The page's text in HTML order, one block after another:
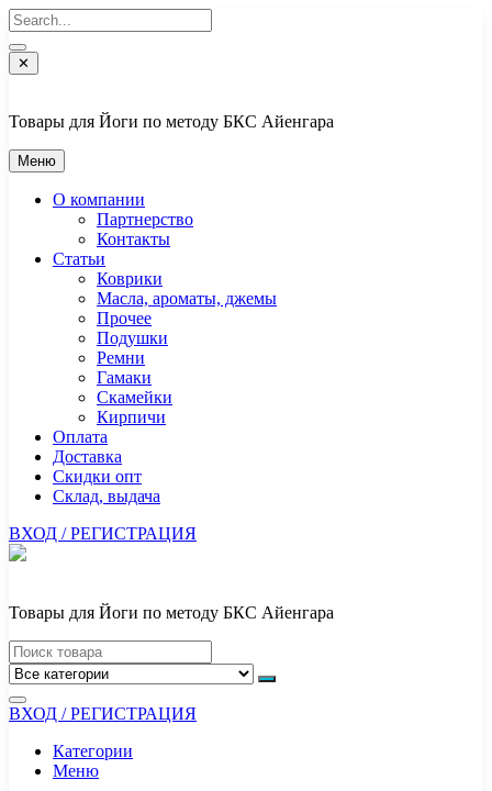
Перейти
к
содержимому
✕
Товары для Йоги по методу БКС Айенгара
Меню
О компании
Партнерство
Контакты
Статьи
Коврики
Масла, ароматы, джемы
Прочее
Подушки
Ремни
Гамаки
Скамейки
Кирпичи
Оплата
Доставка
Скидки опт
Склад, выдача
ВХОД / РЕГИСТРАЦИЯ
Товары для Йоги по методу БКС Айенгара
ВХОД / РЕГИСТРАЦИЯ
Категории
Меню